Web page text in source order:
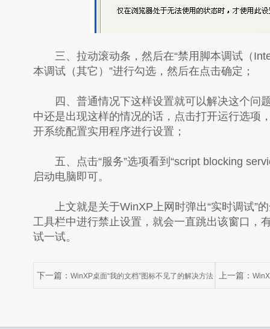
三、拉动滚动条，然后在“禁用脚本调试（
本调试（其它）”进行勾选，然后在点击确定；
四、普通情况下这样设置就可以解决这个问
中还是出现这样的情况的话，点击打开运行选项
开系统配置实用程序进行设置；
五、点击“服务”选项看到“script blocking
启动电脑即可。
上文就是关于WinXP上网时弹出“实时调试”
工具栏中进行禁止设置，就会一直跳出该窗口，
试一试。
下一篇： WinXP桌面“我的文档”图标不见了的解决方法 上一篇：